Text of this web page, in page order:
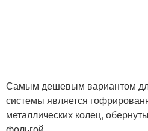
Самым дешевым вариантом
системы является
металлических колец,